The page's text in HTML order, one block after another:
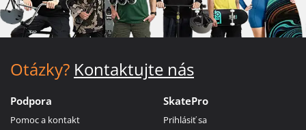
Otázky? Kontaktujte nás
Podpora
Pomoc a kontakt
SkatePro
Prihlásiť sa